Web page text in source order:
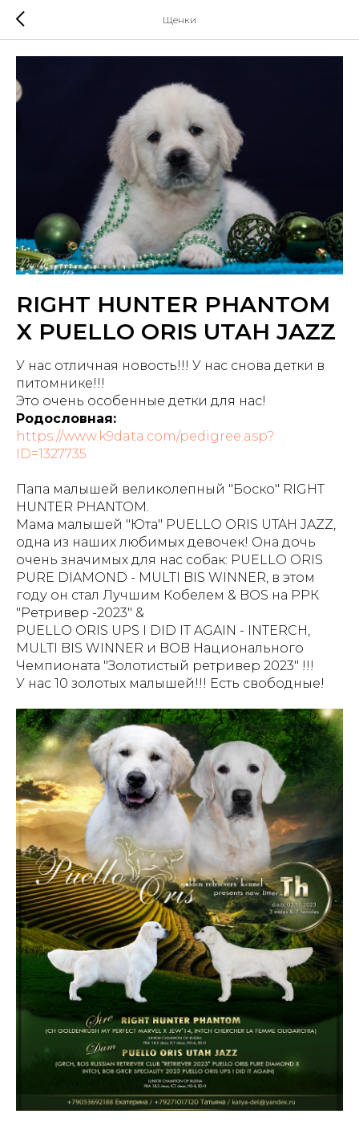
Щенки
RIGHT HUNTER PHANTOM
X PUELLO ORIS UTAH JAZZ
У нас отличная новость!!! У нас снова детки в
питомнике!!!
Это очень особенные детки для нас!
Родословная:
https://www.k9data.com/pedigree.asp?
ID=1327735
Папа малышей великолепный "Боско" RIGHT
HUNTER PHANTOM.
Мама малышей "Юта" PUELLO ORIS UTAH JAZZ,
одна из наших любимых девочек! Она дочь
очень значимых для нас собак: PUELLO ORIS
PURE DIAMOND - MULTI BIS WINNER, в этом
году он стал Лучшим Кобелем & BOS на РРК
"Ретривер -2023" &
PUELLO ORIS UPS I DID IT AGAIN - INTERCH,
MULTI BIS WINNER и BOB Национального
Чемпионата "Золотистый ретривер 2023" !!!
У нас 10 золотых малышей!!! Есть свободные!